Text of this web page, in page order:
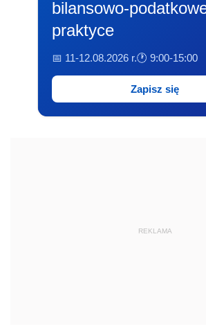
bilansowo-
praktyce
📅 11-12.08.2026 r.🕐 9:00-15:00
Zapisz się
REKLAMA